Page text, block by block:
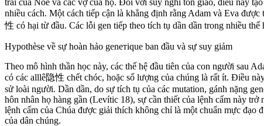
nhiều cách. Một cách tiếp cận là khẳng định rằng Adam và Eva
性 có hại từ đầu. Các lỗi gen tiếp theo tích tụ dần dần trong nhiều
Hypothèse về sự hoàn hảo genетique ban đầu và sự suy giảm
Theo mô hình thần học này, các thế hệ đầu tiên của con người sau
có các alllê隐性 chết chóc, hoặc số lượng của chúng là rất ít. Điều
sử loài người. Dần dần, do sự tích tụ của các mutation, gánh nặng
hôn nhân họ hàng gần (Levític 18), sự cần thiết của lệnh cấm này
lệnh cấm của Chúa được giải thích không chỉ là một chuẩn mực đạo
của dân chúng.